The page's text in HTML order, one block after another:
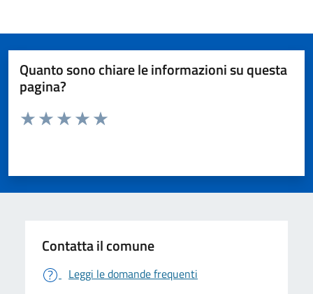
Quanto sono chiare le informazioni su questa
pagina?
Valuta da 1 a 5 stelle la pagina
Contatta il comune
Leggi le domande frequenti